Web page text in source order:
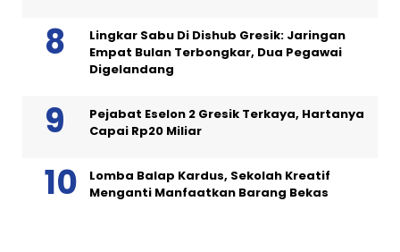
Lingkar Sabu Di Dishub Gresik: Jaringan
Empat Bulan Terbongkar, Dua Pegawai
Digelandang
Pejabat Eselon 2 Gresik Terkaya, Hartanya
Capai Rp20 Miliar
Lomba Balap Kardus, Sekolah Kreatif
Menganti Manfaatkan Barang Bekas